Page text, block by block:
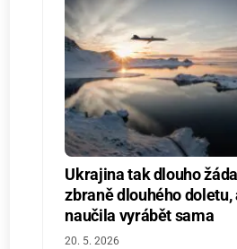
Ukrajina tak dlouho
zbraně dlouhého doletu,
naučila vyrábět sama
20. 5. 2026